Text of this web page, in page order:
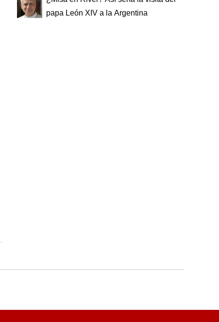
papa León XIV a la Argentina